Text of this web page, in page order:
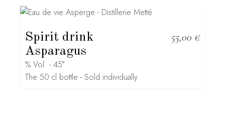
Spirit drink
Asparagus
55,00 €
% Vol. - 45°
The 50 cl bottle - Sold individually